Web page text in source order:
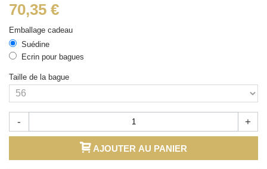
70,35 €
Emballage cadeau
Suédine
Ecrin pour bagues
Taille de la bague
- +
AJOUTER AU PANIER